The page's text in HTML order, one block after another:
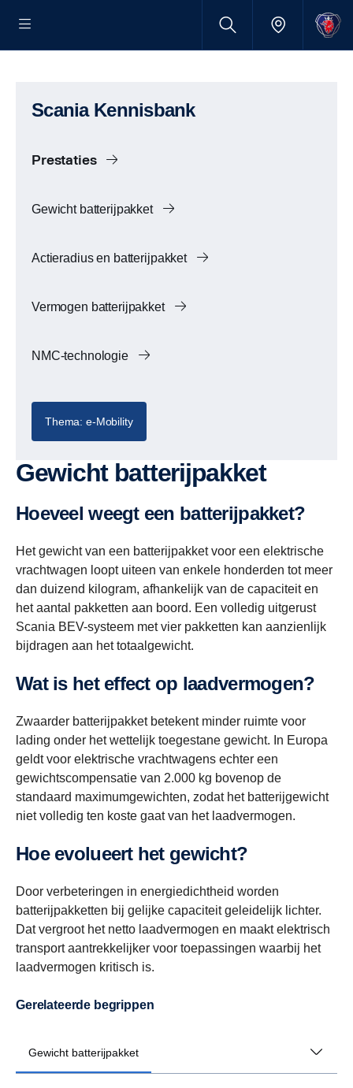
Scania Kennisbank
Prestaties
Gewicht batterijpakket
Actieradius en batterijpakket
Vermogen batterijpakket
NMC-technologie
Thema: e-Mobility
Gewicht batterijpakket
Hoeveel weegt een batterijpakket?
Het gewicht van een batterijpakket voor een elektrische
vrachtwagen loopt uiteen van enkele honderden tot meer
dan duizend kilogram, afhankelijk van de capaciteit en
het aantal pakketten aan boord. Een volledig uitgerust
Scania BEV-systeem met vier pakketten kan aanzienlijk
bijdragen aan het totaalgewicht.
Wat is het effect op laadvermogen?
Zwaarder batterijpakket betekent minder ruimte voor
lading onder het wettelijk toegestane gewicht. In Europa
geldt voor elektrische vrachtwagens echter een
gewichtscompensatie van 2.000 kg bovenop de
standaard maximumgewichten, zodat het batterijgewicht
niet volledig ten koste gaat van het laadvermogen.
Hoe evolueert het gewicht?
Door verbeteringen in energiedichtheid worden
batterijpakketten bij gelijke capaciteit geleidelijk lichter.
Dat vergroot het netto laadvermogen en maakt elektrisch
transport aantrekkelijker voor toepassingen waarbij het
laadvermogen kritisch is.
Gerelateerde begrippen
Gewicht batterijpakket